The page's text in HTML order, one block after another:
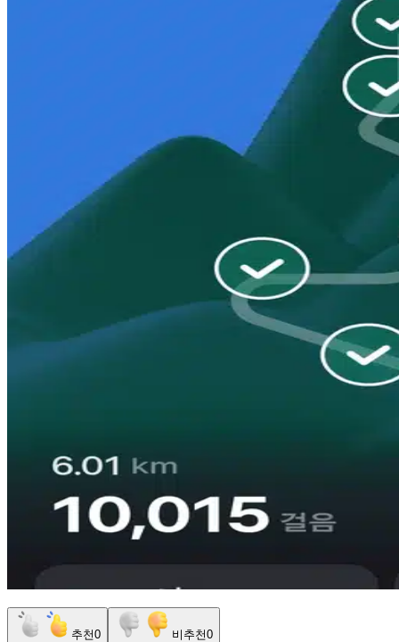
추천0 비추천0